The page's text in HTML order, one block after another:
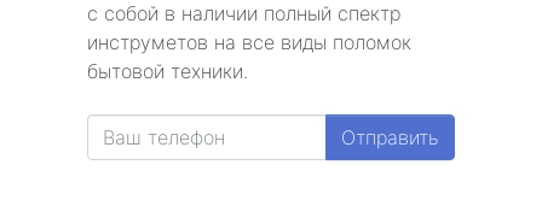
с собой в наличии полный спектр
инструметов на все виды поломок
бытовой техники.
Отправить